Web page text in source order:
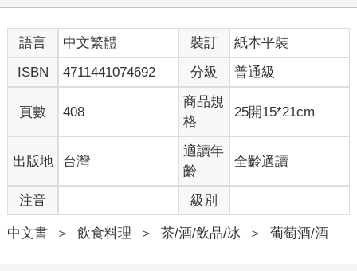
語言 中文繁體 裝訂
紙本平裝
ISBN
4711441074692 分級 普通級
頁數 408
商品規
格
25開15*21cm
出版地 台灣
適讀年
齡
全齡適讀
注音 級別
中文書 ＞ 飲食料理 ＞ 茶/酒/飲品/冰 ＞ 葡萄酒/酒